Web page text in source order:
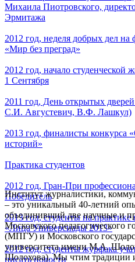
Михаила Пиотровского,
Эрмитажа
2012 год, неделя добрых дел на
«Мир без преград»
2012 год, начало
1 Сентября
2011 год, День открытых
С.И. Августевич, В.Ф. Лашкул)
2013 год, финалисты конкурса
историй»
Практика студентов
2012 год, Гран-При
Победитель
2013 год, студенты на
«Лица Универсиады 2013»
2012 год, студенты журфака
писать новости
Институт журналистики,
– это уникальный 40-летний
объединивший две научные и
Московского педагогического
(МПГУ) и Московского
университета имени М.А.
Шолохова). Мы чтим традиции